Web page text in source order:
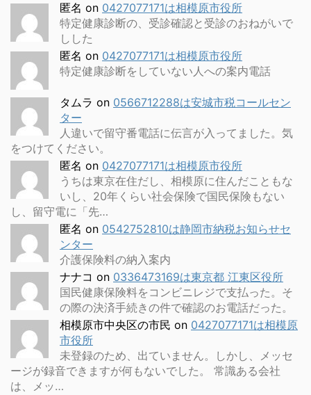
匿名 on 0427077171は相模原市役所
特定健康診断の、受診確認と受診のおねがいで
しした
匿名 on 0427077171は相模原市役所
特定健康診断をしていない人への案内電話
タムラ on 0566712288は安城市税コールセン
ター
人違いで留守番電話に伝言が入ってました。気
をつけてください。
匿名 on 0427077171は相模原市役所
うちは東京在住だし、相模原に住んだこともな
いし、20年くらい社会保険で国民保険もない
し、留守電に「先…
匿名 on 0542752810は静岡市納税お知らせセ
ンター
介護保険料の納入案内
ナナコ on 0336473169は東京都 江東区役所
国民健康保険料をコンビニレジで支払った。そ
の際の決済手続きの件で確認のお電話だった。
相模原市中央区の市民 on 0427077171は相模原
市役所
未登録のため、出ていません。しかし、メッセ
ージが録音できますが何もないでした。 常識ある会社
は、メッ…